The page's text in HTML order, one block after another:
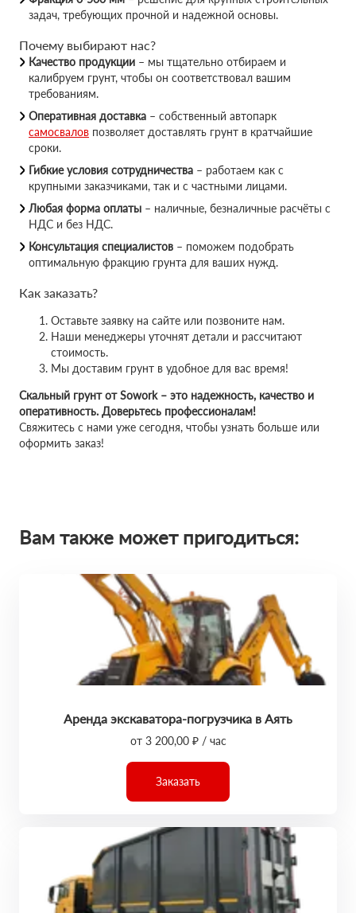
задач, требующих прочной и надежной основы.
Почему выбирают нас?
Качество продукции – мы тщательно отбираем и
калибруем грунт, чтобы он соответствовал вашим
требованиям.
Оперативная доставка – собственный автопарк
самосвалов позволяет доставлять грунт в кратчайшие
сроки.
Гибкие условия сотрудничества – работаем как с
крупными заказчиками, так и с частными лицами.
Любая форма оплаты – наличные, безналичные расчёты с
НДС и без НДС.
Консультация специалистов – поможем подобрать
оптимальную фракцию грунта для ваших нужд.
Как заказать?
Оставьте заявку на сайте или позвоните нам.
Наши менеджеры уточнят детали и рассчитают
стоимость.
Мы доставим грунт в удобное для вас время!
Скальный грунт от Sowork – это надежность, качество и
оперативность. Доверьтесь профессионалам!
Свяжитесь с нами уже сегодня, чтобы узнать больше или
оформить заказ!
Вам также может пригодиться:
Аренда экскаватора-погрузчика в Аять
от 3 200,00 ₽ / час
Заказать